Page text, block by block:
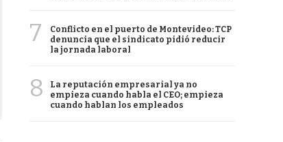
7
Conflicto en el puerto de Montevideo: TCP
denuncia que el sindicato pidió reducir
la jornada laboral
8
La reputación empresarial ya no
empieza cuando habla el CEO; empieza
cuando hablan los empleados